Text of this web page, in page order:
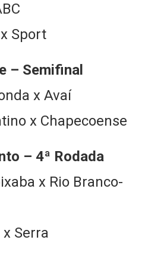
Sport
– Semifinal
x Avaí
x Chapecoense
– 4ª Rodada
x Rio Branco-
Serra